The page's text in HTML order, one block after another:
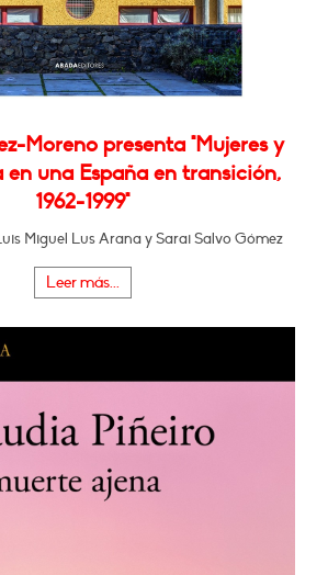
Moreno presenta "Mujeres y
una España en transición,
1962-1999"
Miguel Lus Arana y Sarai Salvo Gómez
Leer más...